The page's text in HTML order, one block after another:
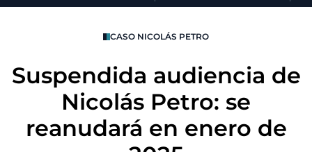
CASO NICOLÁS PETRO
Suspendida audiencia de
Nicolás Petro: se
reanudará en enero de